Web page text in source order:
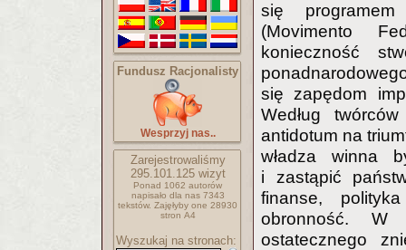
Fundusz Racjonalisty
Wesprzyj nas..
Zarejestrowaliśmy
295.101.125wizyt
Ponad 1062 autorów
napisało dla nas 7343
tekstów. Zajęłyby one 28930
stron A4
Wyszukaj na stronach:
się programem
(Movimento
konieczność
się zapędom
Według
antidotum na
władza winna
i zastąpić
finanse,
obronność. W
ostatecznego